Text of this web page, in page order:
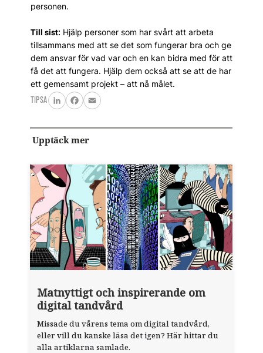
personen.
Till sist: Hjälp personer som har svårt att arbeta
tillsammans med att se det som fungerar bra och ge
dem ansvar för vad var och en kan bidra med för att
få det att fungera. Hjälp dem också att se att de har
ett gemensamt projekt – att nå målet.
TIPSA
LinkedInFacebook
Email
Upptäck mer
Matnyttigt och inspirerande om
digital tandvård
Missade du vårens tema om digital tandvård,
eller vill du kanske läsa det igen? Här hittar du
alla artiklarna samlade.